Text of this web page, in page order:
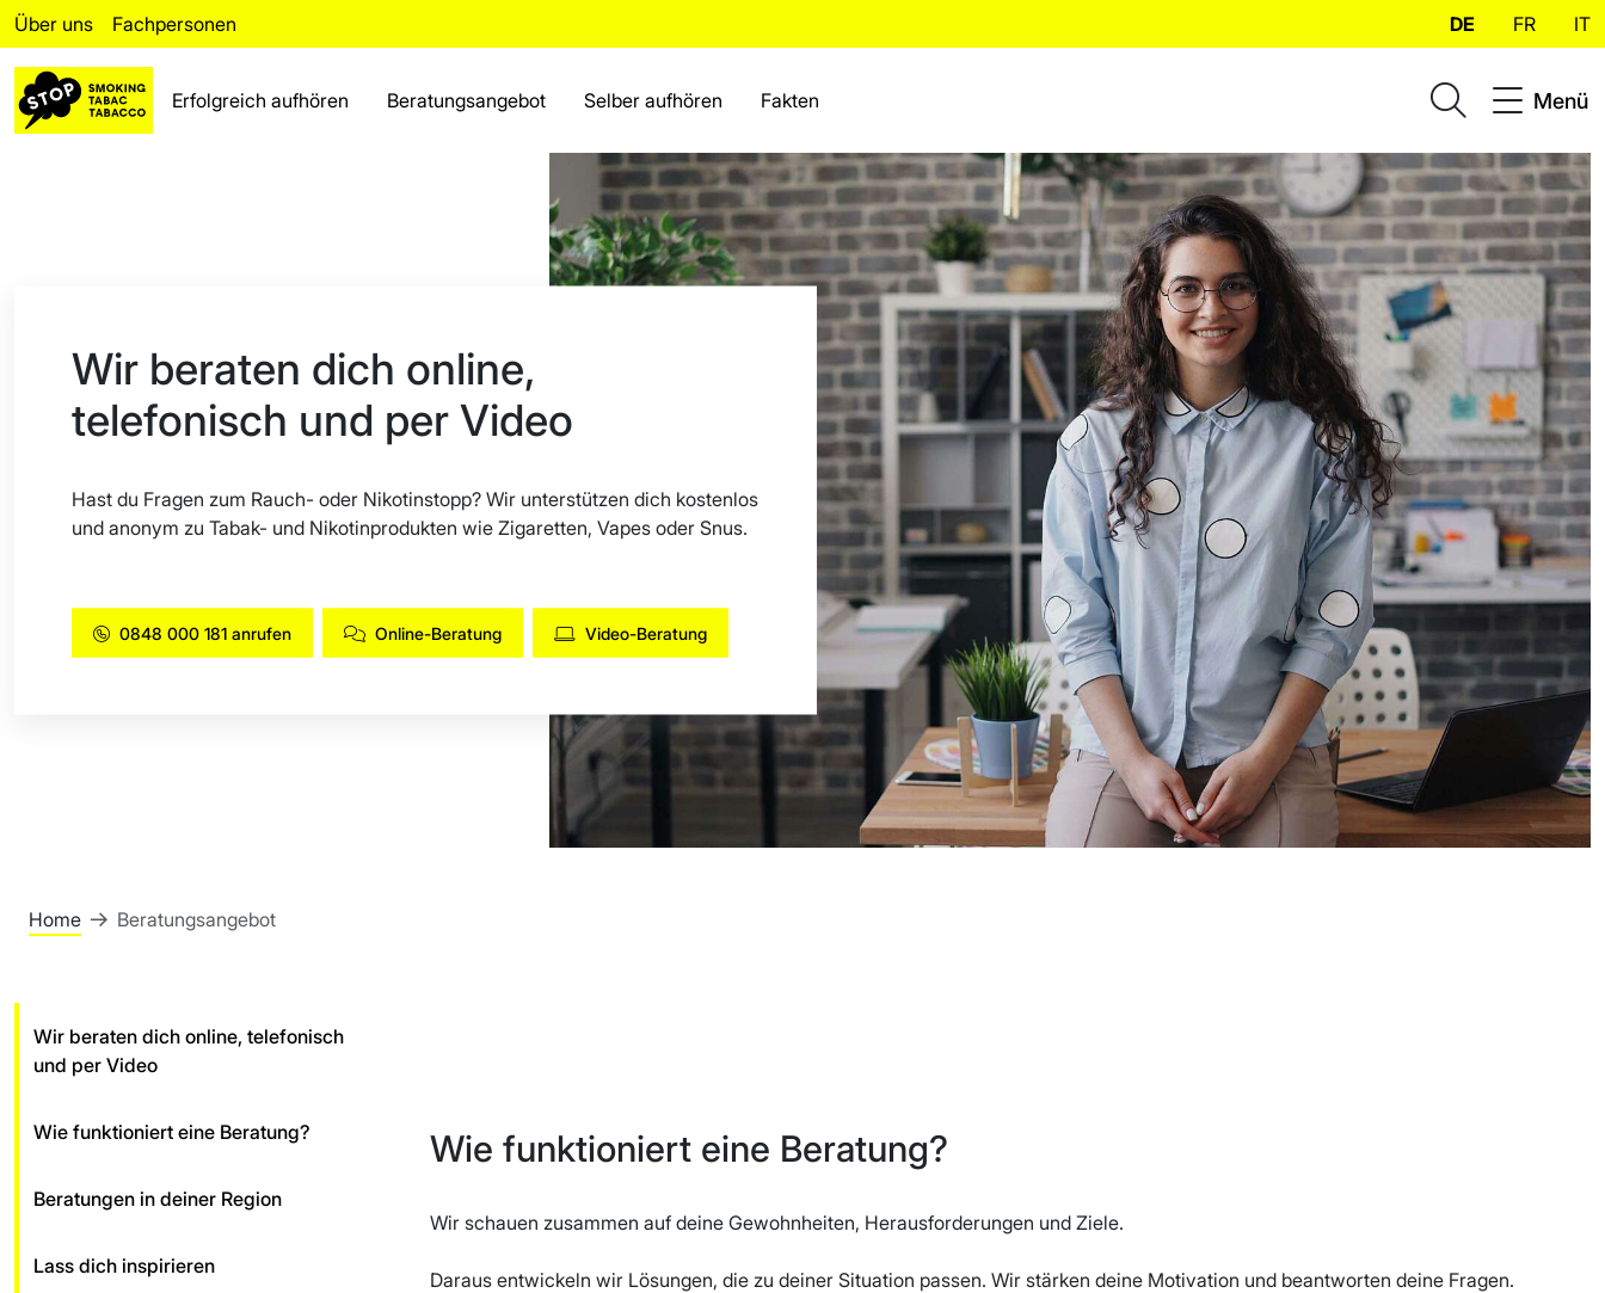
Über uns Fachpersonen DE FR IT
Erfolgreich aufhören Beratungsangebot Selber aufhören Fakten Menü
Bereich für Fachpersonen
Über uns
Wir beraten dich online,
telefonisch und per Video
Hast du Fragen zum Rauch- oder Nikotinstopp? Wir unterstützen dich kostenlos
und anonym zu Tabak- und Nikotinprodukten wie Zigaretten, Vapes oder Snus.
0848 000 181 anrufen Online-Beratung Video-Beratung
Home Beratungsangebot
Wir beraten dich online, telefonisch
und per Video
Wie funktioniert eine Beratung?
Beratungen in deiner Region
Lass dich inspirieren
Wie funktioniert eine Beratung?
Wir schauen zusammen auf deine Gewohnheiten, Herausforderungen und Ziele.
Daraus entwickeln wir Lösungen, die zu deiner Situation passen. Wir stärken deine Motivation und beantworten deine Fragen.